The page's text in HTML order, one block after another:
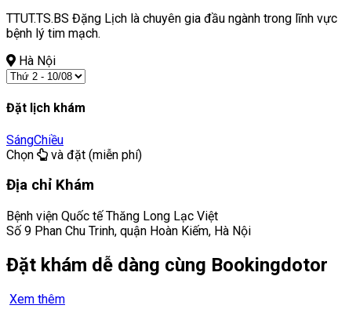
TTUT.TS.BS Đặng Lịch là chuyên gia đầu ngành trong lĩnh vực
bệnh lý tim mạch.
Hà Nội
Đặt lịch khám
SángChiều
Chọn
và đặt (miễn phí)
Địa chỉ Khám
Bệnh viện Quốc tế Thăng Long Lạc Việt
Số 9 Phan Chu Trinh, quận Hoàn Kiếm, Hà Nội
Đặt khám dễ dàng cùng Bookingdotor
Xem thêm